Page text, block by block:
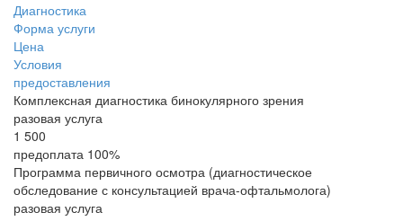
Диагностика
Форма услуги
Цена
Условия
предоставления
Комплексная диагностика бинокулярного зрения
разовая услуга
1 500
предоплата 100%
Программа первичного осмотра (диагностическое
обследование с консультацией врача-офтальмолога)
разовая услуга